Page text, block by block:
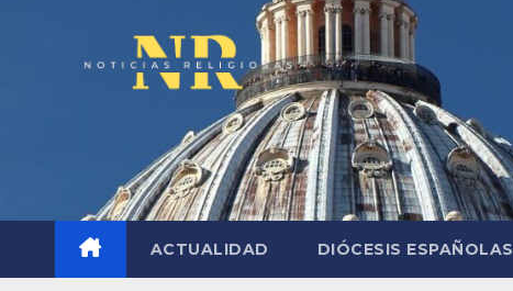
ACTUALIDAD DIÓCESIS ESPAÑOLAS